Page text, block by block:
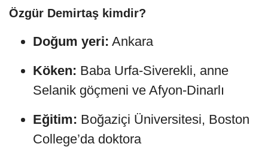
Özgür Demirtaş kimdir?
Doğum yeri: Ankara
Köken: Baba Urfa-Siverekli, anne
Selanik göçmeni ve Afyon-Dinarlı
Eğitim: Boğaziçi Üniversitesi, Boston
College’da doktora